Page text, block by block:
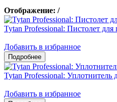
Отображение: /
Tytan Professional: Пистолет
Добавить в избранное
Tytan Professional: Уплотнитель
Добавить в избранное